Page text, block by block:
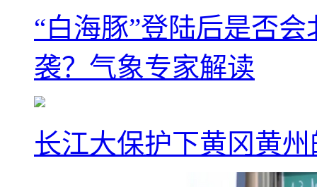
“白海豚”登陆后是否
袭？气象专家解读
长江大保护下黄冈黄